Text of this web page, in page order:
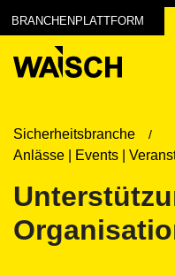
BRANCHENPLATTFORM
Sicherheitsbranche
Anlässe | Events |